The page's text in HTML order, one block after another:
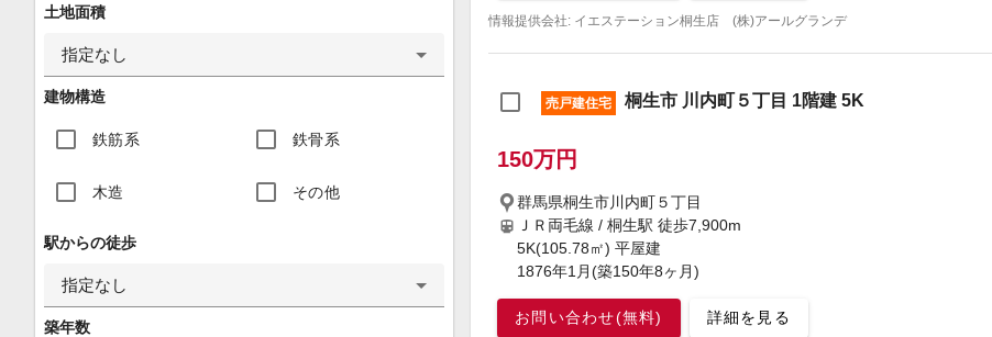
土地面積
指定なし
建物構造
鉄筋系 鉄骨系
木造 その他
駅からの徒歩
指定なし
築年数
情報提供会社: イエステーション桐生店 (株)アールグランデ
売戸建住宅 桐生市 川内町５丁目 1階建 5K
150万円
群馬県桐生市川内町５丁目
ＪＲ両毛線 / 桐生駅 徒歩7,900m
5K(105.78㎡) 平屋建
1876年1月(築150年8ヶ月)
お問い合わせ(無料) 詳細を見る